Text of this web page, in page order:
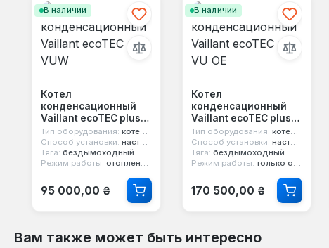
В наличии
Котел
конденсационный
Vaillant ecoTEC plus
VUW
Тип оборудования: котел конденсационный
Способ установки: настенный
Тяга: бездымоходный
Режим работы: отопление и горячая вода
Обычная цена:
95 000,00 ₴
В наличии
Котел
конденсационный
Vaillant ecoTEC plus
VU OE
Тип оборудования: котел конденсационный
Способ установки: настенный
Тяга: бездымоходный
Режим работы: только отопление
Обычная цена:
170 500,00 ₴
Вам также может быть интересно